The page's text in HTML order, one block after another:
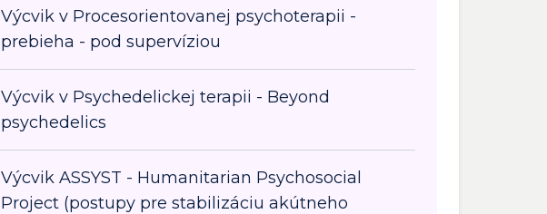
Výcvik v Procesorientovanej psychoterapii -
prebieha - pod supervíziou
Výcvik v Psychedelickej terapii - Beyond
psychedelics
Výcvik ASSYST - Humanitarian Psychosocial
Project (postupy pre stabilizáciu akútneho